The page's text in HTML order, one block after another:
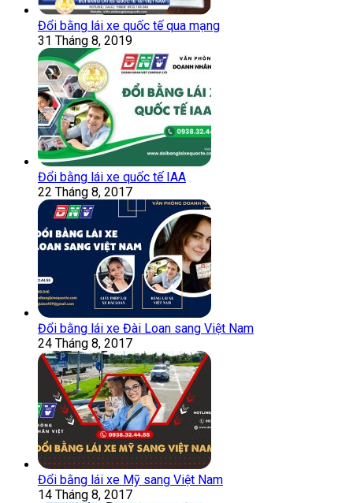
Đổi bằng lái xe quốc tế qua mạng
31 Tháng 8, 2019
Đổi bằng lái xe quốc tế IAA
22 Tháng 8, 2017
Đổi bằng lái xe Đài Loan sang Việt Nam
24 Tháng 8, 2017
Đổi bằng lái xe Mỹ sang Việt Nam
14 Tháng 8, 2017